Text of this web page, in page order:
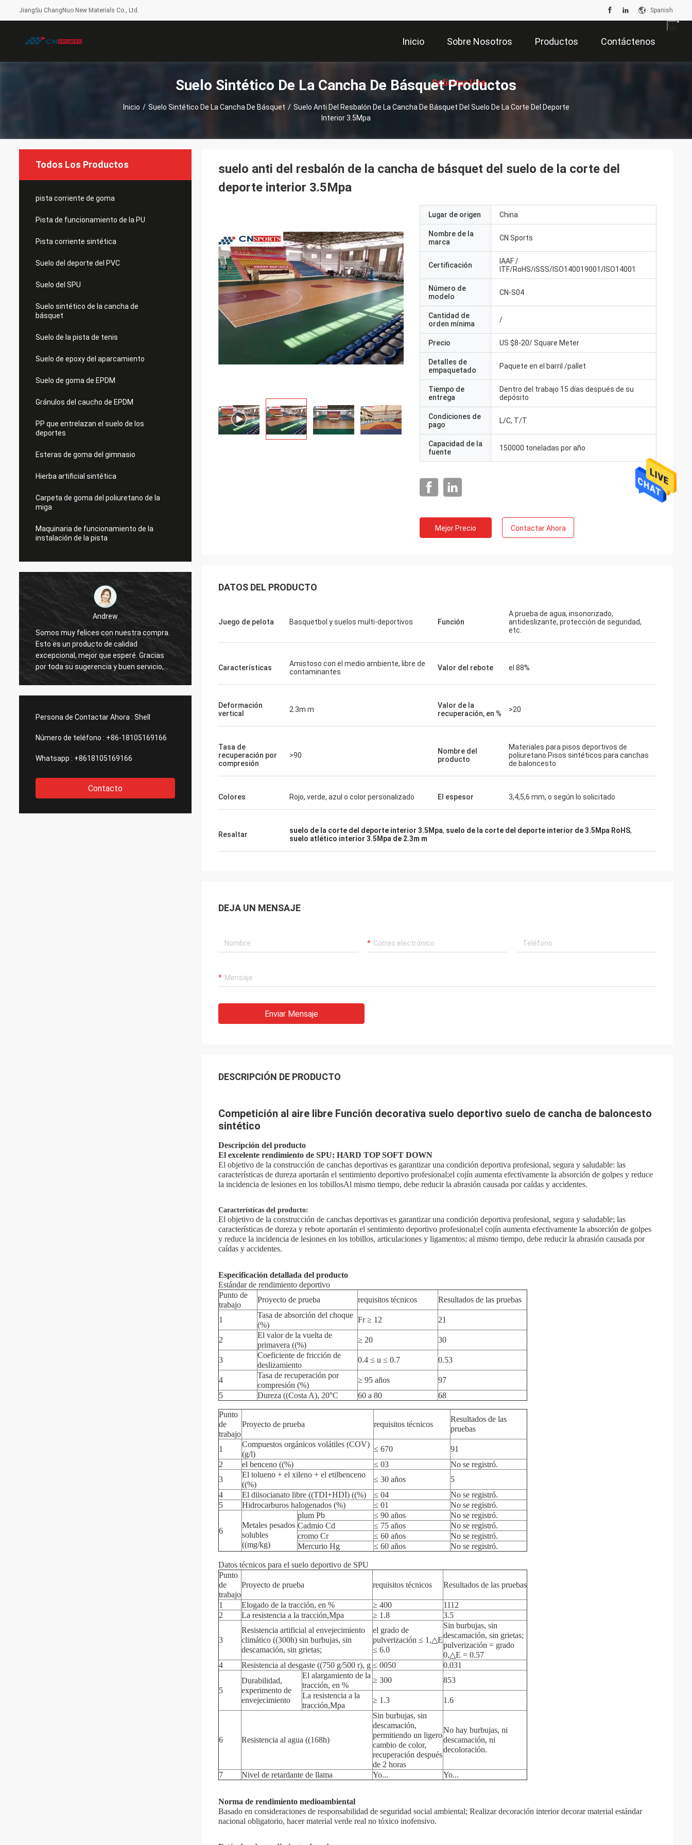
JiangSu ChangNuo New Materials Co., Ltd. Spanish
Inicio Sobre Nosotros Productos Contáctenos
Solicitar Una
Suelo Sintético De La Cancha De Básquet Productos
Inicio / Suelo Sintético De La Cancha De Básquet / Suelo Anti Del Resbalón De La Cancha De Básquet Del Suelo De La Corte Del Deporte
Interior 3.5Mpa
Todos Los Productos
pista corriente de goma
Pista de funcionamiento de la PU
Pista corriente sintética
Suelo del deporte del PVC
Suelo del SPU
Suelo sintético de la cancha de
básquet
Suelo de la pista de tenis
Suelo de epoxy del aparcamiento
Suelo de goma de EPDM
Gránulos del caucho de EPDM
PP que entrelazan el suelo de los
deportes
Esteras de goma del gimnasio
Hierba artificial sintética
Carpeta de goma del poliuretano de la
miga
Maquinaria de funcionamiento de la
instalación de la pista
Andrew
Somos muy felices con nuestra compra.
Esto es un producto de calidad
excepcional, mejor que esperé. Gracias
por toda su sugerencia y buen servicio,
espero que poder tener otra oportunidad
digna de confianza, proporcionan
que tengamos una cooperación a largo
Persona de Contactar Ahora : Shell
Número de teléfono : +86-18105169166
Whatsapp : +8618105169166
Contacto
suelo anti del resbalón de la cancha de básquet del suelo de la corte del
deporte interior 3.5Mpa
Lugar de origen China
Nombre de la
marca
CN Sports
Certificación
IAAF /
ITF/RoHS/iSSS/ISO140019001/ISO14001
Número de
modelo
CN-S04
Cantidad de
orden mínima
/
Precio US $8-20/ Square Meter
Detalles de
empaquetado
Paquete en el barril /pallet
Tiempo de
entrega
Dentro del trabajo 15 días después de su
depósito
Condiciones de
pago
L/C, T/T
Capacidad de la
fuente
150000 toneladas por año
Mejor Precio Contactar Ahora
DATOS DEL PRODUCTO
Juego de pelota Basquetbol y suelos multi-deportivos Función
A prueba de agua, insonorizado,
antideslizante, protección de seguridad,
etc.
Características
Amistoso con el medio ambiente, libre de
contaminantes
Valor del rebote el 88%
Deformación
vertical
2.3m m
Valor de la
recuperación, en %
>20
Tasa de
recuperación por
compresión
>90
Nombre del
producto
Materiales para pisos deportivos de
poliuretano Pisos sintéticos para canchas
de baloncesto
Colores Rojo, verde, azul o color personalizado El espesor 3,4,5,6 mm, o según lo solicitado
Resaltar suelo de la corte del deporte interior 3.5Mpa, suelo de la corte del deporte interior de 3.5Mpa RoHS,
suelo atlético interior 3.5Mpa de 2.3m m
DEJA UN MENSAJE
Enviar Mensaje
DESCRIPCIÓN DE PRODUCTO
Competición al aire libre Función decorativa suelo deportivo suelo de cancha de baloncesto
sintético
Descripción del producto
El excelente rendimiento de SPU: HARD TOP SOFT DOWN
El objetivo de la construcción de canchas deportivas es garantizar una condición deportiva profesional, segura y saludable: las
características de dureza aportarán el sentimiento deportivo profesional;el cojín aumenta efectivamente la absorción de golpes y reduce
la incidencia de lesiones en los tobillosAl mismo tiempo, debe reducir la abrasión causada por caídas y accidentes.
Características del producto:
El objetivo de la construcción de canchas deportivas es garantizar una condición deportiva profesional, segura y saludable; las
características de dureza y rebote aportarán el sentimiento deportivo profesional;el cojín aumenta efectivamente la absorción de golpes
y reduce la incidencia de lesiones en los tobillos, articulaciones y ligamentos; al mismo tiempo, debe reducir la abrasión causada por
caídas y accidentes.
Especificación detallada del producto
Estándar de rendimiento deportivo
Punto de
trabajo
Proyecto de prueba requisitos técnicos Resultados de las pruebas
1
Tasa de absorción del choque
(%)
Fr ≥ 12 21
2
El valor de la vuelta de
primavera ((%)
≥ 20 30
3
Coeficiente de fricción de
deslizamiento
0.4 ≤ u ≤ 0.7 0.53
4
Tasa de recuperación por
compresión (%)
≥ 95 años
97
5
Dureza ((Costa A), 20°C 60 a 80 68
Punto
de
trabajo
Proyecto de prueba requisitos técnicos
Resultados de las
pruebas
1
Compuestos orgánicos volátiles (COV)
(g/l)
≤ 670
91
2
el benceno ((%) ≤ 03
No se registró.
3
El tolueno + el xileno + el etilbenceno
((%)
≤ 30 años
5
4
El diisocianato libre ((TDI+HDI) ((%) ≤ 04
No se registró.
5
Hidrocarburos halogenados (%) ≤ 01 No se registró.
6
Metales pesados
solubles
((mg/kg)
plum Pb ≤ 90 años
No se registró.
Cadmio Cd
≤ 75 años
No se registró.
cromo Cr
≤ 60 años
No se registró.
Mercurio Hg
≤ 60 años No se registró.
Datos técnicos para el suelo deportivo de SPU
Punto
de
trabajo
Proyecto de prueba requisitos técnicos Resultados de las pruebas
1 Elogado de la tracción, en % ≥ 400
1112
2
La resistencia a la tracción,Mpa ≥ 1.8 3.5
3
Resistencia artificial al envejecimiento
climático ((300h) sin burbujas, sin
descamación, sin grietas;
el grado de
pulverización ≤ 1,△E
≤ 6.0
Sin burbujas, sin
descamación, sin grietas;
pulverización = grado
0,△E = 0.57
4
Resistencia al desgaste ((750 g/500 r), g ≤ 0050 0.031
5
Durabilidad,
experimento de
envejecimiento
El alargamiento de la
tracción, en %
≥ 300
853
La resistencia a la
tracción,Mpa
≥ 1.3 1.6
6 Resistencia al agua ((168h)
Sin burbujas, sin
descamación,
permitiendo un ligero
cambio de color,
recuperación después
de 2 horas
No hay burbujas, ni
descamación, ni
decoloración.
7 Nivel de retardante de llama Yo... Yo...
Norma de rendimiento medioambiental
Basado en consideraciones de responsabilidad de seguridad social ambiental; Realizar decoración interior decorar material estándar
nacional obligatorio, hacer material verde real no tóxico inofensivo.